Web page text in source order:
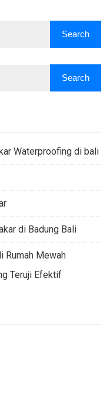
Waterproofing di bali
di Badung Bali
Rumah Mewah
Teruji Efektif